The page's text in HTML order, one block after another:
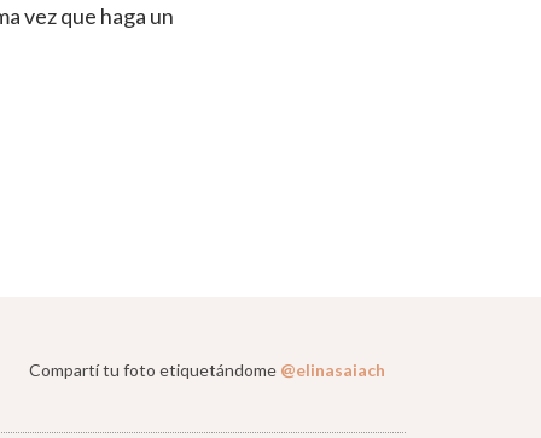
vez que haga un
Compartí tu foto etiquetándome @elinasaiach